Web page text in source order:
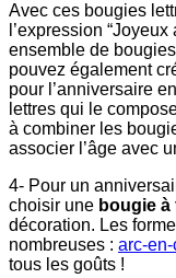
Avec ces bougies
l’expression
ensemble de
pouvez également
pour l’anniversaire
lettres qui le
à combiner les
associer l’âge avec
4- Pour un
choisir une bougie à
décoration. Les
nombreuses : arc-en-
tous les goûts !